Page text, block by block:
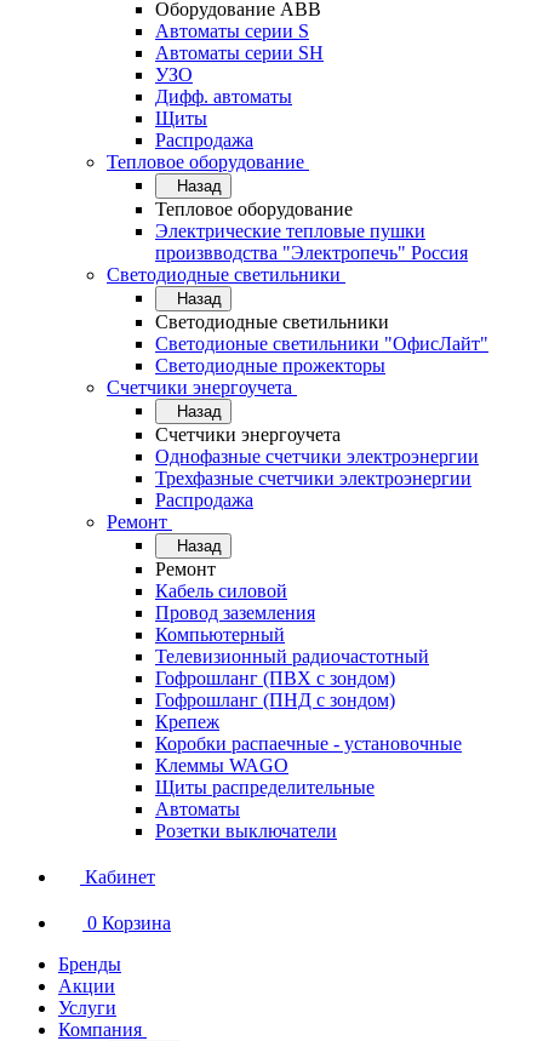
Оборудование АВВ
Автоматы серии S
Автоматы серии SH
УЗО
Дифф. автоматы
Щиты
Распродажа
Тепловое оборудование
Назад
Тепловое оборудование
Электрические тепловые пушки
произвводства "Электропечь" Россия
Светодиодные светильники
Назад
Светодиодные светильники
Светодионые светильники "ОфисЛайт"
Светодиодные прожекторы
Счетчики энергоучета
Назад
Счетчики энергоучета
Однофазные счетчики электроэнергии
Трехфазные счетчики электроэнергии
Распродажа
Ремонт
Назад
Ремонт
Кабель силовой
Провод заземления
Компьютерный
Телевизионный радиочастотный
Гофрошланг (ПВХ с зондом)
Гофрошланг (ПНД с зондом)
Крепеж
Коробки распаечные - установочные
Клеммы WAGO
Щиты распределительные
Автоматы
Розетки выключатели
Кабинет
0 Корзина
Бренды
Акции
Услуги
Компания